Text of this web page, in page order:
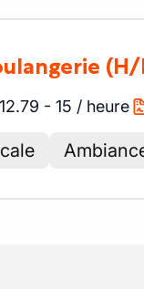
(H/
12.79 - 15 / heure